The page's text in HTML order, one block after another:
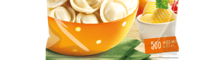
Вакансії
ЗАМОВИТИ ПРОДУКЦІЮ «РУДЬ»: